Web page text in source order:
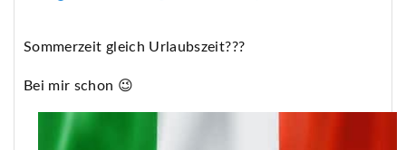
Sommerzeit gleich Urlaubszeit???
Bei mir schon 😉